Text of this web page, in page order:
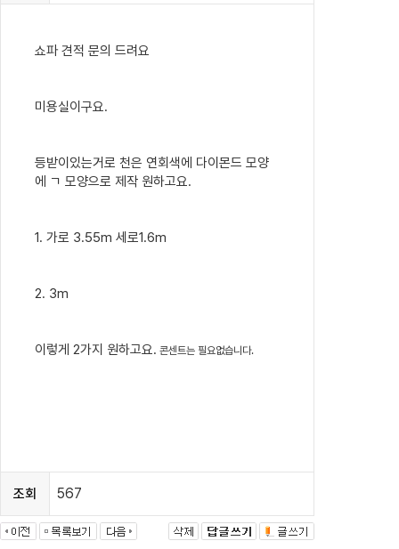
쇼파 견적 문의 드려요
미용실이구요.
등받이있는거로 천은 연회색에 다이몬드 모양
에 ㄱ 모양으로 제작 원하고요.
1. 가로 3.55m 세로1.6m
2. 3m
이렇게 2가지 원하고요. 콘센트는 필요없습니다.
조회 567